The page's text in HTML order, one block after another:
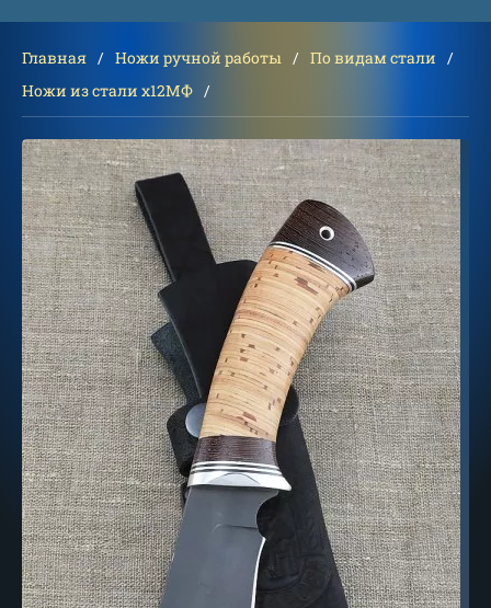
Главная Ножи ручной работы
По видам стали
Ножи из стали х12МФ